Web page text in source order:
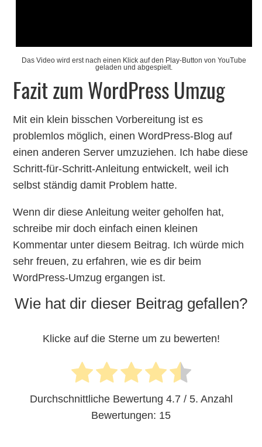
Das Video wird erst nach einen Klick auf den Play-Button von YouTube
geladen und abgespielt.
Fazit zum WordPress Umzug
Mit ein klein bisschen Vorbereitung ist es
problemlos möglich, einen WordPress-Blog auf
einen anderen Server umzuziehen. Ich habe diese
Schritt-für-Schritt-Anleitung entwickelt, weil ich
selbst ständig damit Problem hatte.
Wenn dir diese Anleitung weiter geholfen hat,
schreibe mir doch einfach einen kleinen
Kommentar unter diesem Beitrag. Ich würde mich
sehr freuen, zu erfahren, wie es dir beim
WordPress-Umzug ergangen ist.
Wie hat dir dieser Beitrag gefallen?
Klicke auf die Sterne um zu bewerten!
Durchschnittliche Bewertung 4.7 / 5. Anzahl
Bewertungen: 15